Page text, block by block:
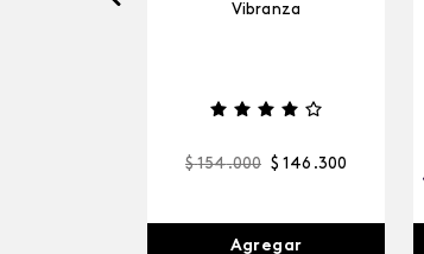
Vibranza
$ 154.000 $ 146 .300
Agregar